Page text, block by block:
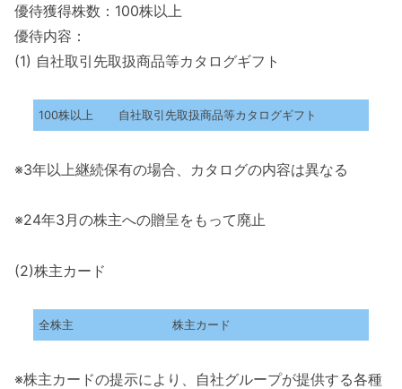
優待獲得株数：100株以上
優待内容：
(1) 自社取引先取扱商品等カタログギフト
100株以上 自社取引先取扱商品等カタログギフト
※3年以上継続保有の場合、カタログの内容は異なる
※24年3月の株主への贈呈をもって廃止
(2)株主カード
全株主 株主カード
※株主カードの提示により、自社グループが提供する各種